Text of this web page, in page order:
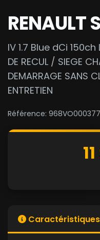
RENAULT
IV 1.7 Blue dCi 150ch
DE RECUL / SIEGE
DEMARRAGE SANS
ENTRETIEN
Référence: 968VO000377
Caractéristiques